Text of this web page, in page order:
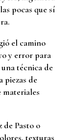
pocas que sí
el camino
y error para
técnica de
piezas de
Pasto o
texturas